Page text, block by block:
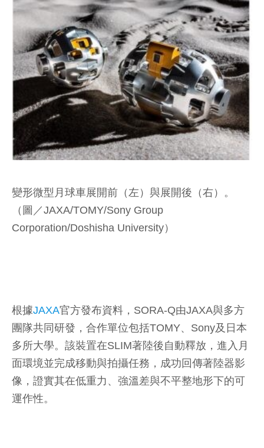
變形微型月球車展開前（左）與展開後（右）。
（圖／JAXA/TOMY/Sony Group
Corporation/Doshisha University）
根據JAXA官方發布資料，SORA-Q由JAXA與多方
團隊共同研發，合作單位包括TOMY、Sony及日本
多所大學。該裝置在SLIM著陸後自動釋放，進入月
面環境並完成移動與拍攝任務，成功回傳著陸器影
像，證實其在低重力、強溫差與不平整地形下的可
運作性。